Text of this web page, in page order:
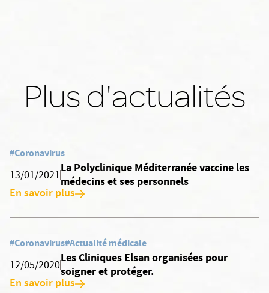
Plus d'actualités
#Coronavirus
13/01/2021
La Polyclinique Méditerranée vaccine les
médecins et ses personnels
En savoir plus
#Coronavirus#Actualité médicale
12/05/2020
Les Cliniques Elsan organisées pour
soigner et protéger.
En savoir plus